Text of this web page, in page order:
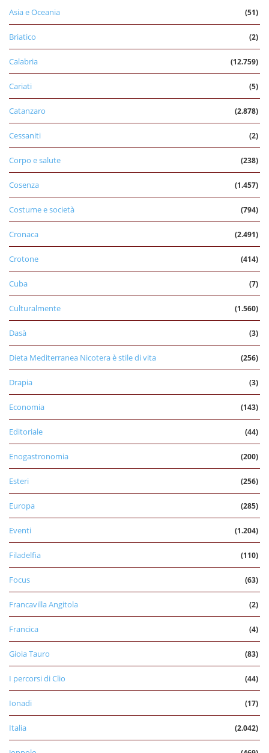
Asia e Oceania (51)
Briatico (2)
Calabria (12.759)
Cariati (5)
Catanzaro (2.878)
Cessaniti (2)
Corpo e salute (238)
Cosenza (1.457)
Costume e società (794)
Cronaca (2.491)
Crotone (414)
Cuba (7)
Culturalmente (1.560)
Dasà (3)
Dieta Mediterranea Nicotera è stile di vita (256)
Drapia (3)
Economia (143)
Editoriale (44)
Enogastronomia (200)
Esteri (256)
Europa (285)
Eventi (1.204)
Filadelfia (110)
Focus (63)
Francavilla Angitola (2)
Francica (4)
Gioia Tauro (83)
I percorsi di Clio (44)
Ionadi (17)
Italia (2.042)